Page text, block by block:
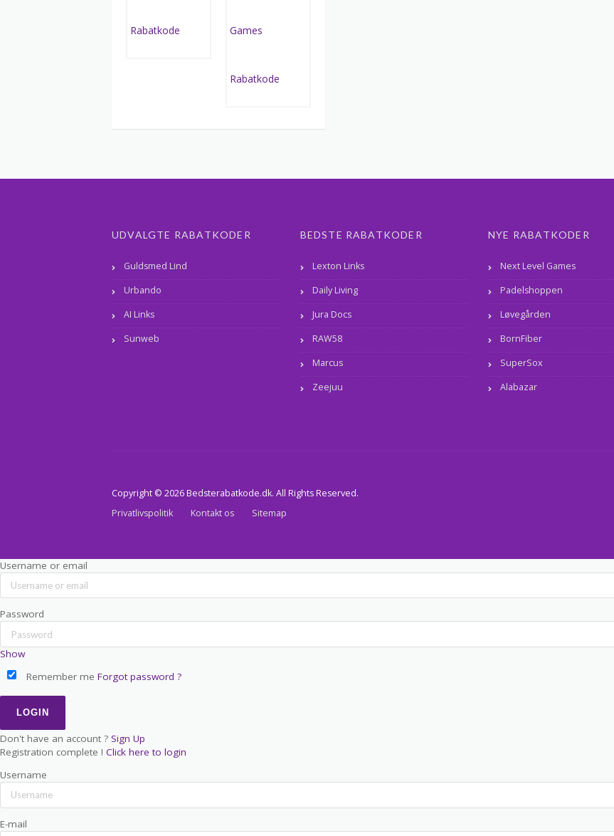
UDVALGTE RABATKODER
Guldsmed Lind
Urbando
AI Links
Sunweb
BEDSTE RABATKODER
Lexton Links
Daily Living
Jura Docs
RAW58
Marcus
Zeejuu
NYE RABATKODER
Next Level Games
Padelshoppen
Løvegården
BornFiber
SuperSox
Alabazar
Copyright © 2026 Bedsterabatkode.dk. All Rights Reserved.
Privatlivspolitik
Kontakt os Sitemap
Username or email
Password
Show
Remember me Forgot password ?
Don't have an account ? Sign Up
Registration complete ! Click here to login
Username
E-mail